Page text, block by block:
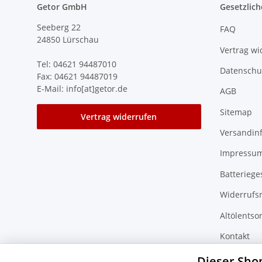
Getor GmbH
Seeberg 22
24850 Lürschau
Tel: 04621 94487010
Fax: 04621 94487019
E-Mail: info[at]getor.de
Vertrag widerrufen
FAQ
Vertrag
AGB
Sitemap
Kontakt
Zubehör